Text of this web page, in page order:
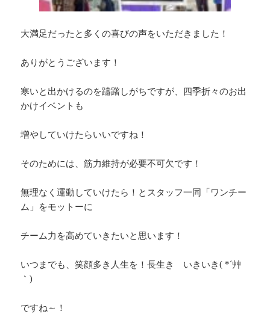
大満足だったと多くの喜びの声をいただきました！
ありがとうございます！
寒いと出かけるのを躊躇しがちですが、四季折々のお出
かけイベントも
増やしていけたらいいですね！
そのためには、筋力維持が必要不可欠です！
無理なく運動していけたら！とスタッフ一同「ワンチー
ム」をモットーに
チーム力を高めていきたいと思います！
いつまでも、笑顔多き人生を！長生き いきいき( *´艸
｀)
ですね～！